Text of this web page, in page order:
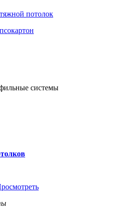
потолок
системы